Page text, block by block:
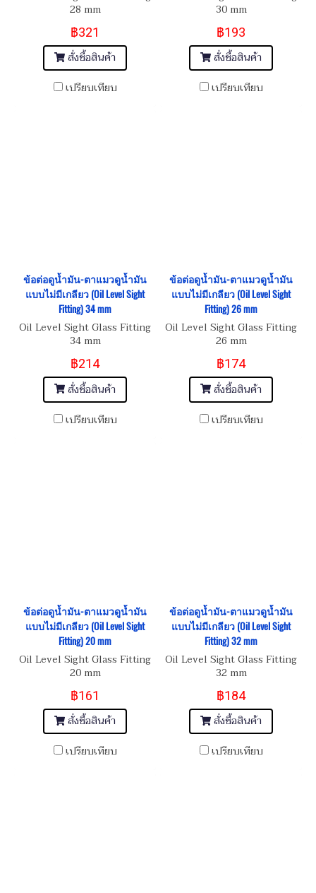
28 mm
฿321
สั่งซื้อสินค้า
เปรียบเทียบ
30 mm
฿193
สั่งซื้อสินค้า
เปรียบเทียบ
ข้อต่อดูน้ำมัน-ตาแมวดูน้ำมัน
แบบไม่มีเกลียว (Oil Level Sight
Fitting) 34 mm
Oil Level Sight Glass Fitting
34 mm
฿214
สั่งซื้อสินค้า
เปรียบเทียบ
ข้อต่อดูน้ำมัน-ตาแมวดูน้ำมัน
แบบไม่มีเกลียว (Oil Level Sight
Fitting) 26 mm
Oil Level Sight Glass Fitting
26 mm
฿174
สั่งซื้อสินค้า
เปรียบเทียบ
ข้อต่อดูน้ำมัน-ตาแมวดูน้ำมัน
แบบไม่มีเกลียว (Oil Level Sight
Fitting) 20 mm
Oil Level Sight Glass Fitting
20 mm
฿161
สั่งซื้อสินค้า
เปรียบเทียบ
ข้อต่อดูน้ำมัน-ตาแมวดูน้ำมัน
แบบไม่มีเกลียว (Oil Level Sight
Fitting) 32 mm
Oil Level Sight Glass Fitting
32 mm
฿184
สั่งซื้อสินค้า
เปรียบเทียบ